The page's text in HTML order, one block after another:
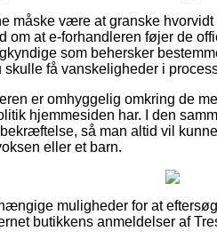
måske være at granske
om at e-forhandleren føjer de
som behersker
få vanskeligheder i
er omhyggelig omkring de
hjemmesiden har. I den
så man altid vil
eller et barn.
muligheder for at
butikkens anmeldelser af